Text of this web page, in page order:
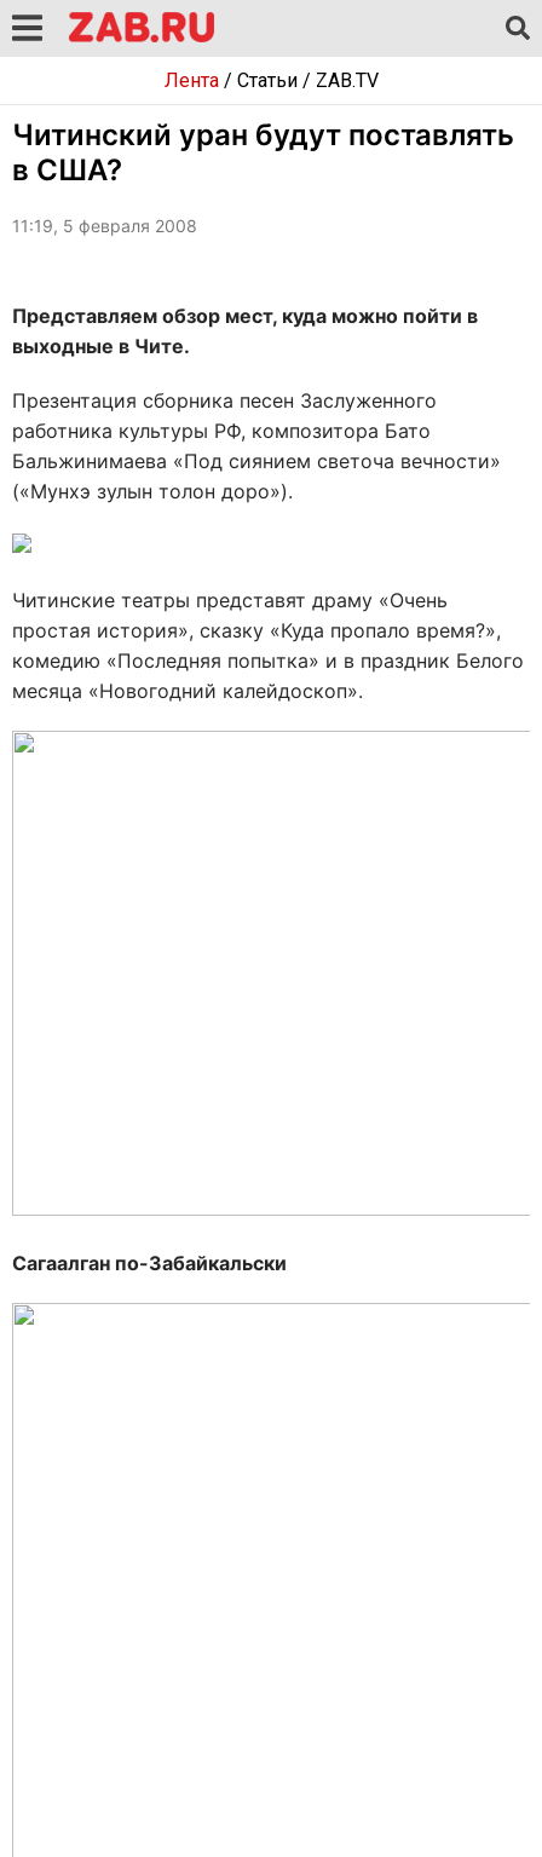
Лента/ Статьи/ ZAB.TV
Читинский уран будут поставлять
в США?
11:19, 5 февраля 2008
Представляем обзор мест, куда можно пойти в
выходные в Чите.
Презентация сборника песен Заслуженного
работника культуры РФ, композитора Бато
Бальжинимаева «Под сиянием светоча вечности»
(«Мунхэ зулын толон доро»).
Читинские театры представят драму «Очень
простая история», сказку «Куда пропало время?»,
комедию «Последняя попытка» и в праздник Белого
месяца «Новогодний калейдоскоп».
Сагаалган по-Забайкальски